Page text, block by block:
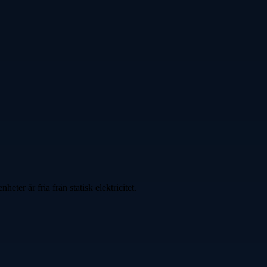
är fria från statisk elektricitet.